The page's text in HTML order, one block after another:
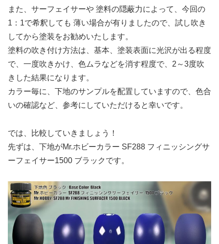
また、サーフェイサーや 塗料の隠蔽力によって、今回の
1：1で希釈しても 薄い場合が有りましたので、試し吹き
してから塗装をお勧めいたします。
塗料の吹き付け方法は、基本、塗装表面に光沢が出る程度
で、一度吹きかけ、色ムラなどを消す程度で、2～3度吹
きした結果になります。
カラー毎に、下地のサンプルを配置していますので、色合
いの確認など、参考にしていただけると幸いです。
では、比較していきましょう！
先ずは、下地がMr.ホビーカラー SF288 フィニッシングサ
ーフェイサー1500 ブラックです。